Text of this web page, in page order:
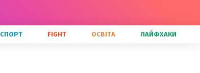
СПОРТ FIGHT ОСВІТА ЛАЙФХАКИ